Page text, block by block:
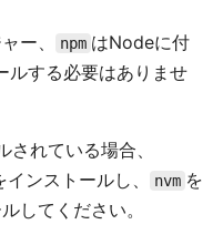
ー、 npm はNodeに付
ルする必要はありませ
れている場合、
インストールし、 nvm を
してください。